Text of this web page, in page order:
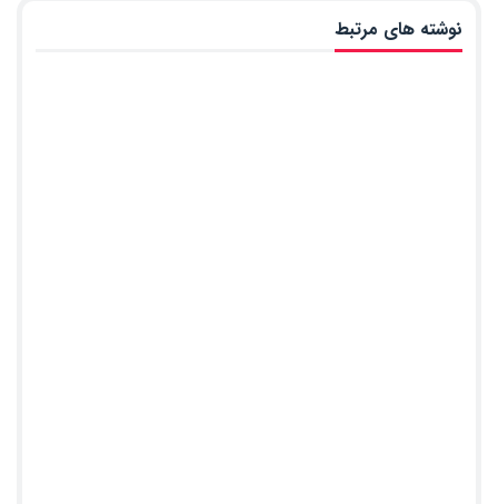
نوشته های مرتبط